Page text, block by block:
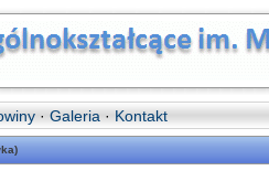
· Galeria · Kontakt